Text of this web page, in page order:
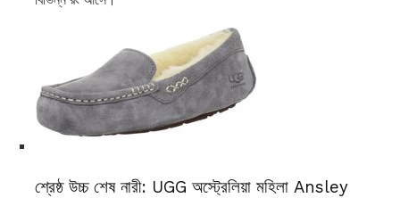
শ্রেষ্ঠ উচ্চ শেষ নারী: UGG অস্ট্রেলিয়া মহিলা Ansley